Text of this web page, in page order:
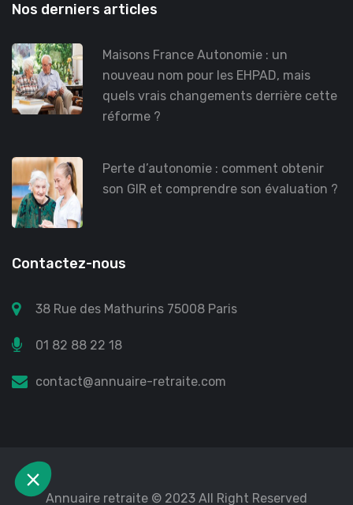
Nos derniers articles
Maisons France Autonomie : un
nouveau nom pour les EHPAD, mais
quels vrais changements derrière cette
réforme ?
Perte d’autonomie : comment obtenir
son GIR et comprendre son évaluation ?
Contactez-nous
38 Rue des Mathurins 75008 Paris
01 82 88 22 18
contact@annuaire-retraite.com
Annuaire retraite © 2023 All Right Reserved